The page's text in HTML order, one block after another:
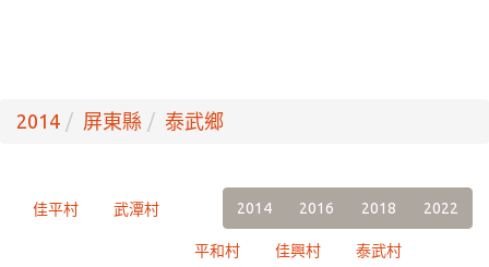
2014 屏東縣 泰武鄉
2014 2016 2018 2022
佳平村 武潭村
平和村 佳興村 泰武村